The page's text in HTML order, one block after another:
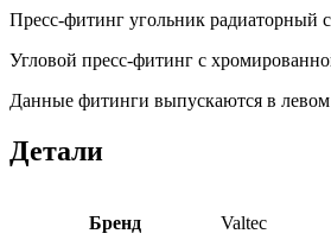
Пресс-фитинг угольник радиаторный
Угловой пресс-фитинг с
Данные фитинги выпускаются в
Детали
Бренд Valtec